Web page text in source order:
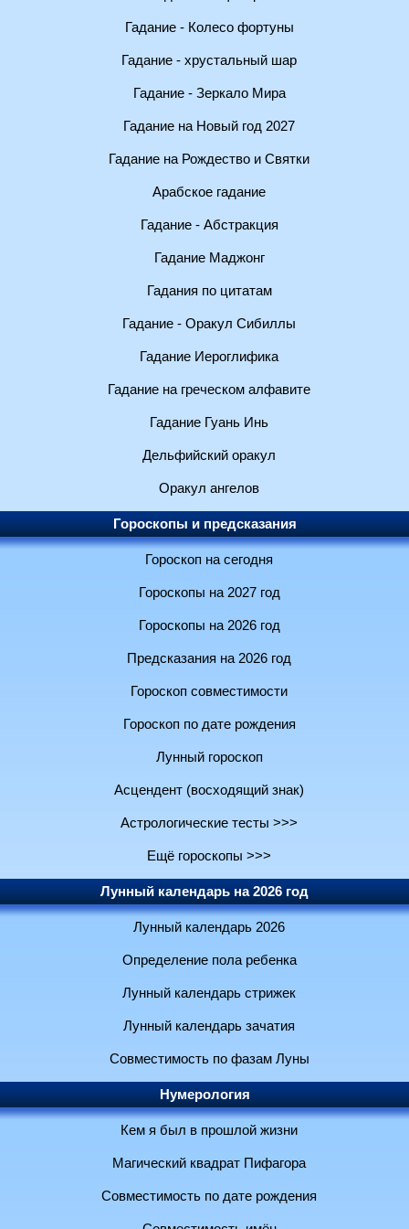
Гадание - Колесо фортуны
Гадание - хрустальный шар
Гадание - Зеркало Мира
Гадание на Новый год 2027
Гадание на Рождество и Святки
Арабское гадание
Гадание - Абстракция
Гадание Маджонг
Гадания по цитатам
Гадание - Оракул Сибиллы
Гадание Иероглифика
Гадание на греческом алфавите
Гадание Гуань Инь
Дельфийский оракул
Оракул ангелов
Гороскопы и предсказания
Гороскоп на сегодня
Гороскопы на 2027 год
Гороскопы на 2026 год
Предсказания на 2026 год
Гороскоп совместимости
Гороскоп по дате рождения
Лунный гороскоп
Асцендент (восходящий знак)
Астрологические тесты >>>
Ещё гороскопы >>>
Лунный календарь на 2026 год
Лунный календарь 2026
Определение пола ребенка
Лунный календарь стрижек
Лунный календарь зачатия
Совместимость по фазам Луны
Нумерология
Кем я был в прошлой жизни
Магический квадрат Пифагора
Совместимость по дате рождения